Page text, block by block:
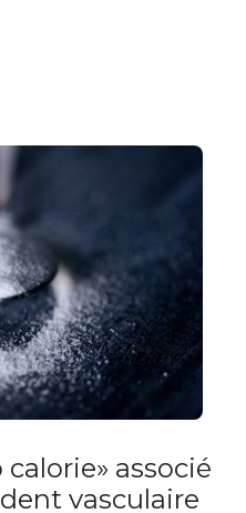
associé
vasculaire